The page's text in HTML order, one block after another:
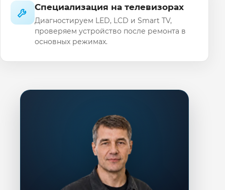
Специализация на телевизорах
Диагностируем LED, LCD и Smart TV,
проверяем устройство после ремонта в
основных режимах.